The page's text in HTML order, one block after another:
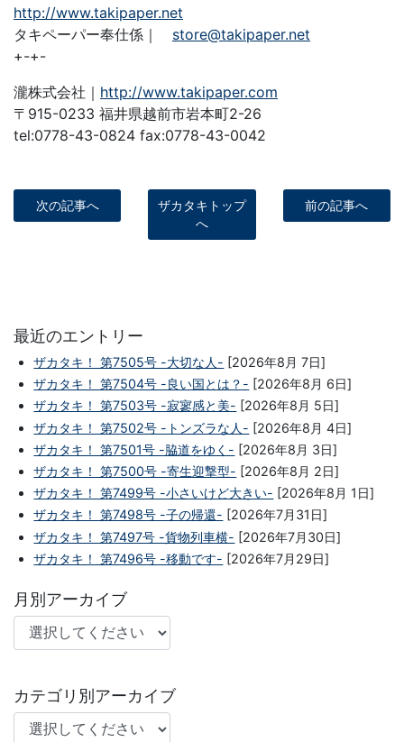
http://www.takipaper.net
タキペーパー奉仕係｜ store@takipaper.net
+-+-
瀧株式会社｜ http://www.takipaper.com
〒915-0233 福井県越前市岩本町2-26
tel:0778-43-0824 fax:0778-43-0042
次の記事へ
ザカタキトップ
へ
前の記事へ
最近のエントリー
ザカタキ！ 第7505号 -大切な人- [2026年8月 7日]
ザカタキ！ 第7504号 -良い国とは？- [2026年8月 6日]
ザカタキ！ 第7503号 -寂寥感と美- [2026年8月 5日]
ザカタキ！ 第7502号 -トンズラな人- [2026年8月 4日]
ザカタキ！ 第7501号 -脇道をゆく- [2026年8月 3日]
ザカタキ！ 第7500号 -寄生迎撃型- [2026年8月 2日]
ザカタキ！ 第7499号 -小さいけど大きい- [2026年8月 1日]
ザカタキ！ 第7498号 -子の帰還- [2026年7月31日]
ザカタキ！ 第7497号 -貨物列車横- [2026年7月30日]
ザカタキ！ 第7496号 -移動です- [2026年7月29日]
月別アーカイブ
カテゴリ別アーカイブ